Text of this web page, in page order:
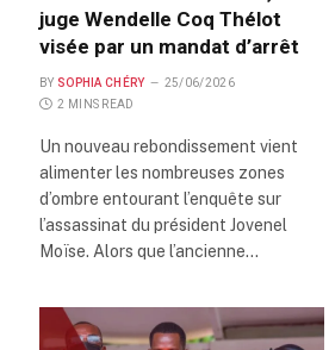
juge Wendelle Coq Thélot
visée par un mandat d’arrêt
BY SOPHIA CHÉRY
25/06/2026
2 MINS READ
Un nouveau rebondissement vient
alimenter les nombreuses zones
d’ombre entourant l’enquête sur
l’assassinat du président Jovenel
Moïse. Alors que l’ancienne…